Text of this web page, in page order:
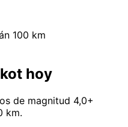
100 km
hoy
de magnitud 4,0+
km.